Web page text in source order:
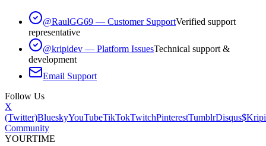
@RaulGG69 — Customer SupportVerified support
representative
@kripidev — Platform IssuesTechnical support &
development
Email Support
Follow Us
X
(Twitter)BlueskyYouTubeTikTokTwitchPinterestTumblrDisqus$Kripi
Community
YOURTIME